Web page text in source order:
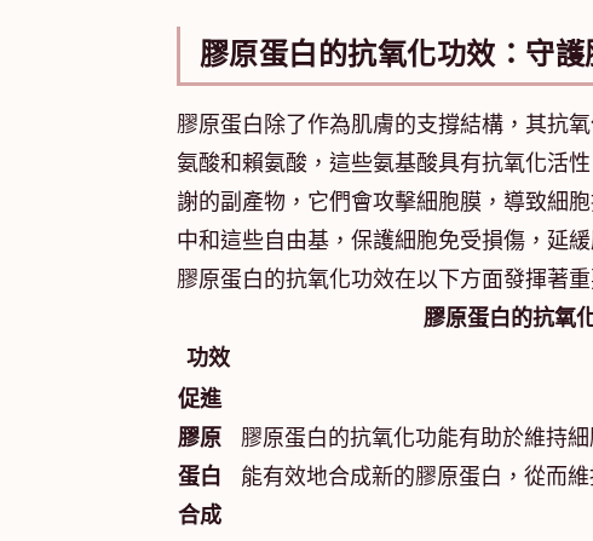
膠原蛋白的抗氧化功效：守
膠原蛋白除了作為肌膚的支撐結構，其抗
氨酸和賴氨酸，這些氨基酸具有抗氧化活
謝的副產物，它們會攻擊細胞膜，導致細
中和這些自由基，保護細胞免受損傷，延
膠原蛋白的抗氧化功效在以下方面發揮著重
膠原蛋白的抗氧
功效
促進
膠原
蛋白
合成
膠原蛋白的抗氧化功能有助於維持
能有效地合成新的膠原蛋白，從而